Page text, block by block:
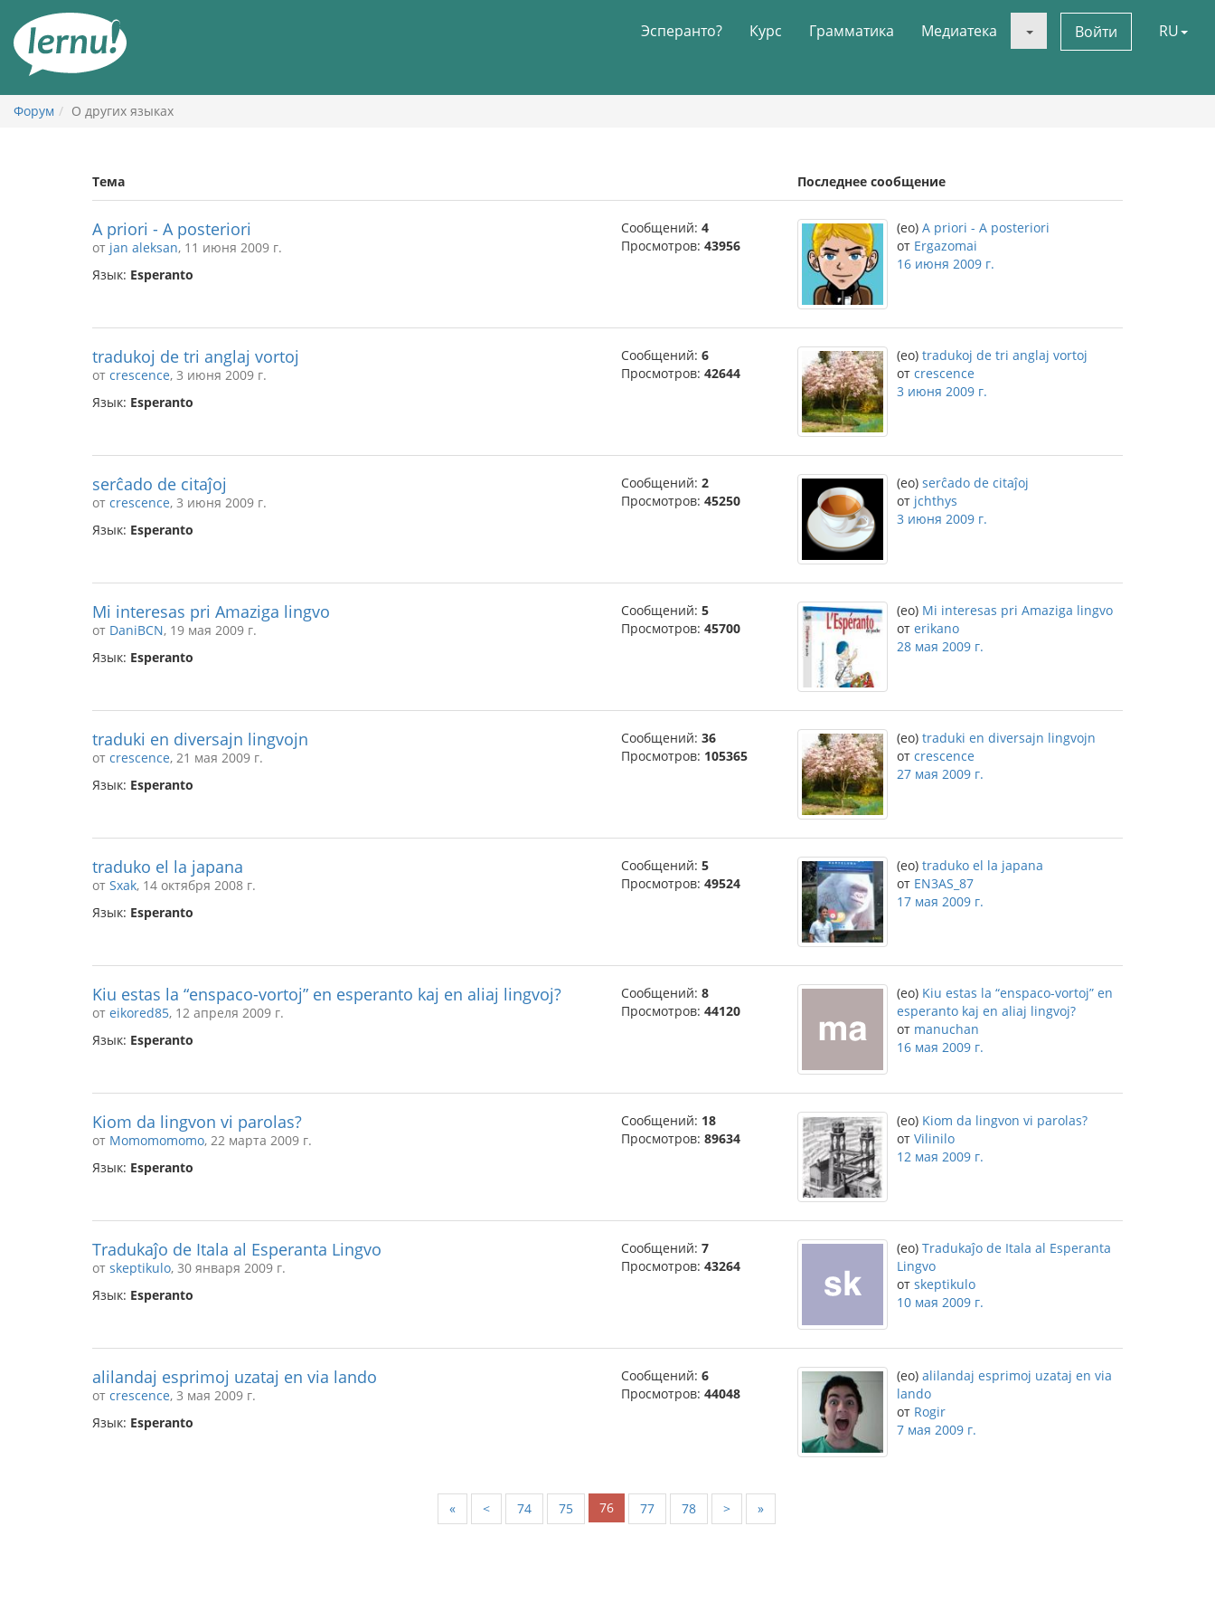
содержанию
Эсперанто? Курс Грамматика Медиатека Войти RU
Форум О других языках
Тема Последнее сообщение
A priori - A posteriori
от jan aleksan, 11 июня 2009 г.
Язык: Esperanto
Сообщений: 4
Просмотров: 43956
(eo) A priori - A posteriori
от Ergazomai
16 июня 2009 г.
tradukoj de tri anglaj vortoj
от crescence, 3 июня 2009 г.
Язык: Esperanto
Сообщений: 6
Просмотров: 42644
(eo) tradukoj de tri anglaj vortoj
от crescence
3 июня 2009 г.
serĉado de citaĵoj
от crescence, 3 июня 2009 г.
Язык: Esperanto
Сообщений: 2
Просмотров: 45250
(eo) serĉado de citaĵoj
от jchthys
3 июня 2009 г.
Mi interesas pri Amaziga lingvo
от DaniBCN, 19 мая 2009 г.
Язык: Esperanto
Сообщений: 5
Просмотров: 45700
(eo) Mi interesas pri Amaziga lingvo
от erikano
28 мая 2009 г.
traduki en diversajn lingvojn
от crescence, 21 мая 2009 г.
Язык: Esperanto
Сообщений: 36
Просмотров: 105365
(eo) traduki en diversajn lingvojn
от crescence
27 мая 2009 г.
traduko el la japana
от Sxak, 14 октября 2008 г.
Язык: Esperanto
Сообщений: 5
Просмотров: 49524
(eo) traduko el la japana
от EN3AS_87
17 мая 2009 г.
Kiu estas la “enspaco-vortoj” en esperanto kaj en aliaj lingvoj?
от eikored85, 12 апреля 2009 г.
Язык: Esperanto
Сообщений: 8
Просмотров: 44120
(eo) Kiu estas la “enspaco-vortoj” en
esperanto kaj en aliaj lingvoj?
от manuchan
16 мая 2009 г.
Kiom da lingvon vi parolas?
от Momomomomo, 22 марта 2009 г.
Язык: Esperanto
Сообщений: 18
Просмотров: 89634
(eo) Kiom da lingvon vi parolas?
от Vilinilo
12 мая 2009 г.
Tradukaĵo de Itala al Esperanta Lingvo
от skeptikulo, 30 января 2009 г.
Язык: Esperanto
Сообщений: 7
Просмотров: 43264
(eo) Tradukaĵo de Itala al Esperanta
Lingvo
от skeptikulo
10 мая 2009 г.
alilandaj esprimoj uzataj en via lando
от crescence, 3 мая 2009 г.
Язык: Esperanto
Сообщений: 6
Просмотров: 44048
(eo) alilandaj esprimoj uzataj en via
lando
от Rogir
7 мая 2009 г.
« < 74 75 76 77 78 > »